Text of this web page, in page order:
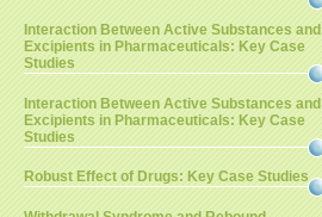
Interaction Between Active Substances and
Excipients in Pharmaceuticals: Key Case
Studies
Interaction Between Active Substances and
Excipients in Pharmaceuticals: Key Case
Studies
Robust Effect of Drugs: Key Case Studies